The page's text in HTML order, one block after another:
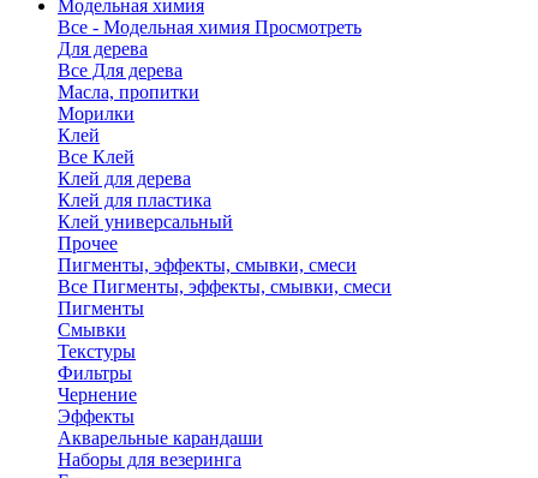
Модельная химия
Все - Модельная химия Просмотреть
Для дерева
Все Для дерева
Масла, пропитки
Морилки
Клей
Все Клей
Клей для дерева
Клей для пластика
Клей универсальный
Прочее
Пигменты, эффекты, смывки, смеси
Все Пигменты, эффекты, смывки, смеси
Пигменты
Смывки
Текстуры
Фильтры
Чернение
Эффекты
Акварельные карандаши
Наборы для везеринга